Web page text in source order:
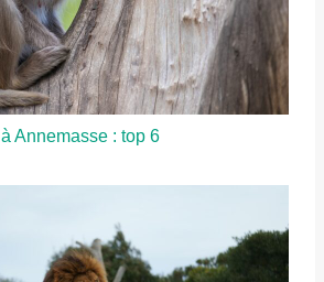
Annemasse : top 6